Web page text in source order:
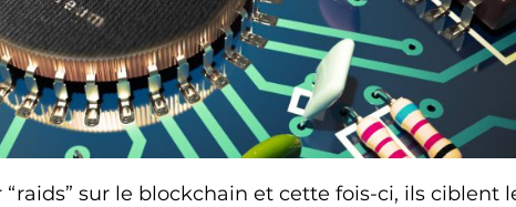
sur le blockchain et cette fois-ci, ils ciblent